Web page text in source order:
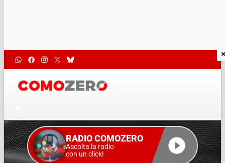
RADIO COMOZERO
Ascolta la radio
con un click!